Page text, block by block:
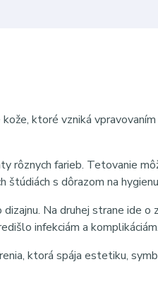
ktoré vzniká
rôznych farieb. Tetovanie
štúdiách s dôrazom na
Na druhej strane ide o
infekciám a komplikáciám.
ktorá spája estetiku,